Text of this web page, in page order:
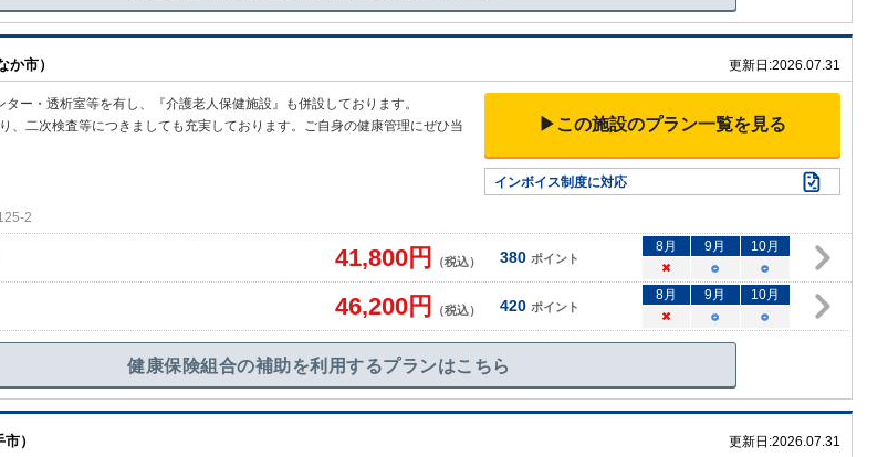
か市） 更新日:2026.07.31
ー・透析室等を有し、『介護老人保健施設』も併設しております。
、二次検査等につきましても充実しております。ご自身の健康管理にぜひ当
2
▶この施設のプラン一覧を見る
インボイス制度に対応
41,800円 （税込） 380 ポイント
8月 9月 10月
×
○ ○
46,200円 （税込） 420 ポイント
8月 9月 10月
×
○ ○
健康保険組合の補助を利用するプランはこちら
） 更新日:2026.07.31